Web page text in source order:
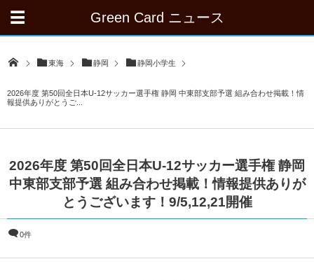
Green Card ニュース
東海 静岡 静岡小学生
2026年度 第50回全日本U-12サッカー選手権 静岡 中東部支部予選 組み合わせ掲載！情
報提供ありがとうご...
2026年度 第50回全日本U-12サッカー選手権 静岡
中東部支部予選 組み合わせ掲載！情報提供ありが
とうございます！9/5,12,21開催
0件